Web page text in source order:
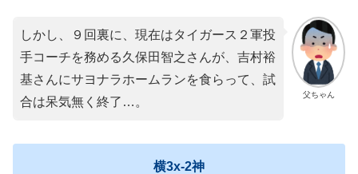
父ちゃん
しかし、９回裏に、現在はタイガース２軍投
手コーチを務める久保田智之さんが、吉村裕
基さんにサヨナラホームランを食らって、試
合は呆気無く終了…。
横3x-2神